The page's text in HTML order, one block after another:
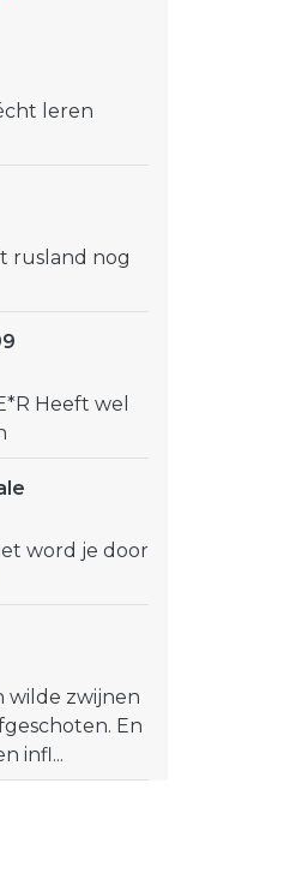
leren
rusland nog
Heeft wel
word je door
wilde zwijnen
En
infl...